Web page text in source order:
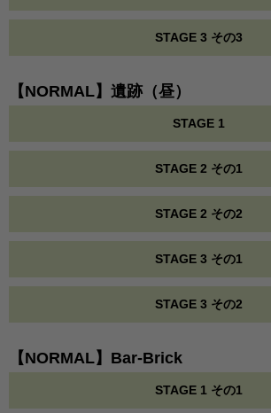
STAGE 3 その3
【NORMAL】遺跡（昼）
STAGE 1
STAGE 2 その1
STAGE 2 その2
STAGE 3 その1
STAGE 3 その2
【NORMAL】Bar-Brick
STAGE 1 その1